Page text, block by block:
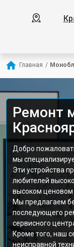
Главная /
Ремонт
Добро
мы
Эти устройства
любителей
высоком ценовом
Мы предлагаем
последующего
сервисного
Кроме того, наш
неисправной